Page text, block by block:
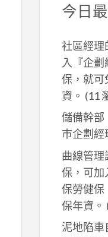
今日
社區經理
入『企
保，就可
資。 (11
儲備幹部
巿企劃經
曲線管理
保，可加
保勞健保
保年資。
泥地陷車